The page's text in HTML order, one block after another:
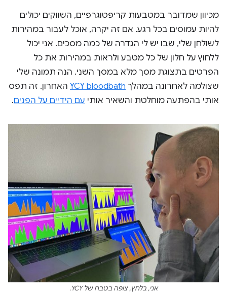
מכיוון שמדובר במטבעות קריפטוגרפיים, השווקים יכולים
להיות עמוסים בכל רגע. אם זה יקרה, אוכל לעבור במהירות
לשולחן שלי, שבו יש לי הגדרה של כמה מסכים. אני יכול
ללחוץ על חלון של כל מטבע ולראות במהירות את כל
הפרטים בתצוגת מסך מלא במסך השני. הנה תמונה שלי
שצולמה לאחרונה במהלך YCY bloodbath האחרון. זה תפס
אותי בהפתעה מוחלטת והשאיר אותי עם הידיים על הפנים.
אני, בלחץ, צופה בטבח של YCY.